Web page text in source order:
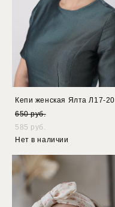
Кепи женская Ялта Л17-20
650 pуб.
585 pуб.
Нет в наличии